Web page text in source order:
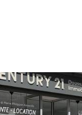
Immobilier